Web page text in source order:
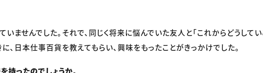
いませんでした。それで、同じく将来に悩んでいた友人と「これからどうしてい
に、日本仕事百貨を教えてもらい、興味をもったことがきっかけでした。
ったのでしょうか。